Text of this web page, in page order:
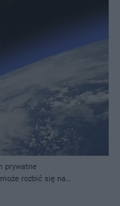
prywatne
rozbić się na